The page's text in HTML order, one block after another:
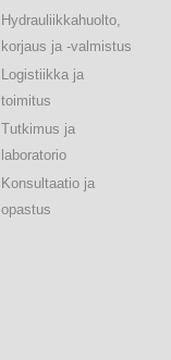
Hydrauliikkahuolto,
korjaus ja -valmistus
Logistiikka ja
toimitus
Tutkimus ja
laboratorio
Konsultaatio ja
opastus